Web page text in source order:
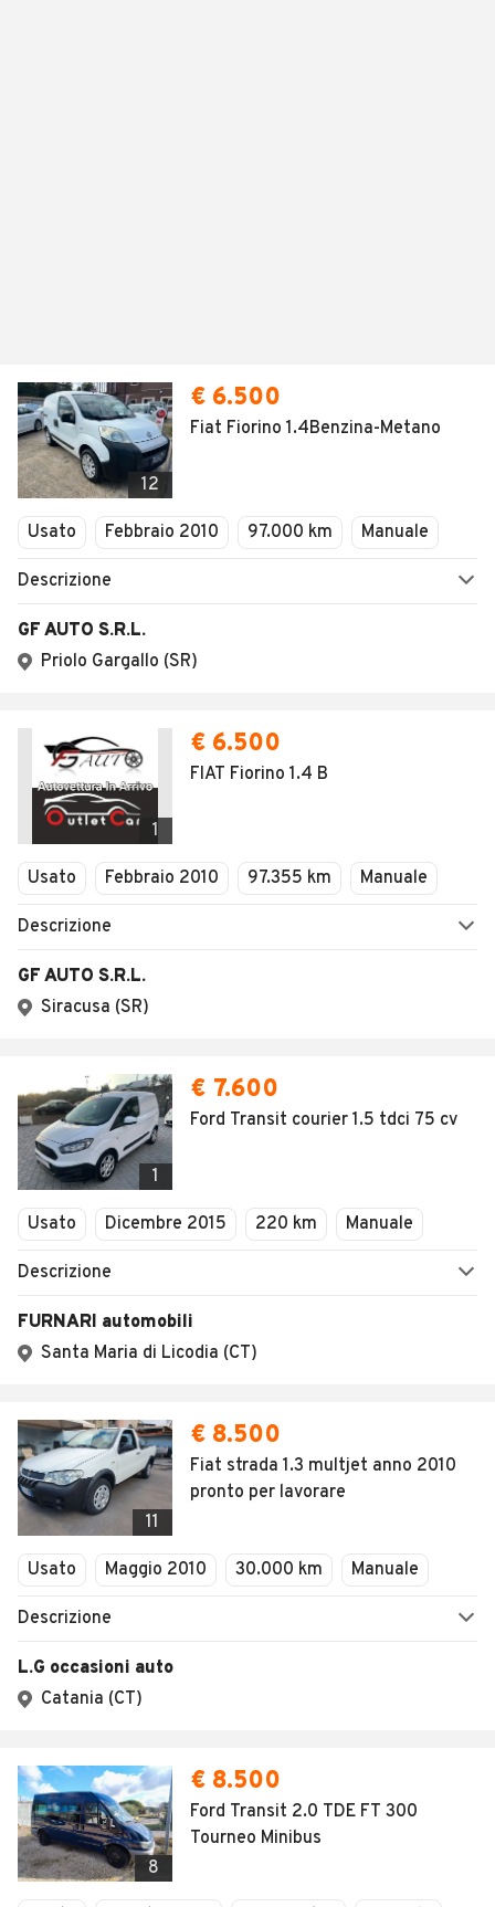
12
€ 6.500
Fiat Fiorino 1.4Benzina-Metano
Usato Febbraio 2010 97.000 km Manuale
Descrizione
GF AUTO S.R.L.
Priolo Gargallo (SR)
1
€ 6.500
FIAT Fiorino 1.4 B
Usato Febbraio 2010 97.355 km Manuale
Descrizione
GF AUTO S.R.L.
Siracusa (SR)
1
€ 7.600
Ford Transit courier 1.5 tdci 75 cv
Usato Dicembre 2015 220 km Manuale
Descrizione
FURNARI automobili
Santa Maria di Licodia (CT)
11
€ 8.500
Fiat strada 1.3 multjet anno 2010
pronto per lavorare
Usato Maggio 2010 30.000 km Manuale
Descrizione
L.G occasioni auto
Catania (CT)
8
€ 8.500
Ford Transit 2.0 TDE FT 300
Tourneo Minibus